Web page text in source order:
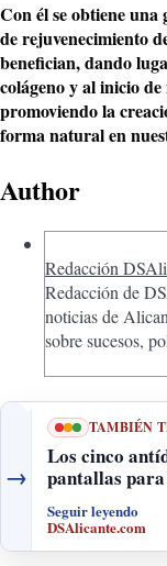
Con él se obtiene
de rejuvenecimiento
benefician, dando
colágeno y al inicio de
promoviendo la
forma natural en
Author
Redacción
Redacción de
noticias de
sobre sucesos,
→
TAMBIÉN
Los cinco
pantallas
Seguir leyendo
DSAlicante.com